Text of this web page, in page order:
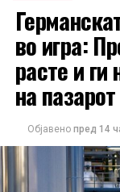
во игра:
расте и
на пазарот
Објавено пред 14